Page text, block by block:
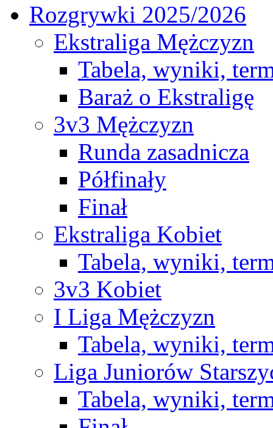
Rozgrywki 2025/2026
Ekstraliga Mężczyzn
Tabela, wyniki,
Baraż o Ekstraligę
3v3 Mężczyzn
Runda zasadnicza
Półfinały
Finał
Ekstraliga Kobiet
Tabela, wyniki,
3v3 Kobiet
I Liga Mężczyzn
Tabela, wyniki,
Liga Juniorów
Tabela, wyniki,